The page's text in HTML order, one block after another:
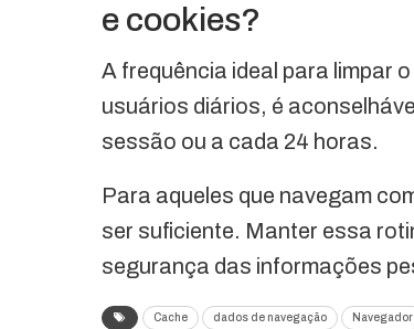
e cookies?
A frequência ideal para limpar
usuários diários, é
sessão ou a cada 24 horas.
Para aqueles que navegam
ser suficiente. Manter essa
segurança das informações
Cache dados de navegação Navegador